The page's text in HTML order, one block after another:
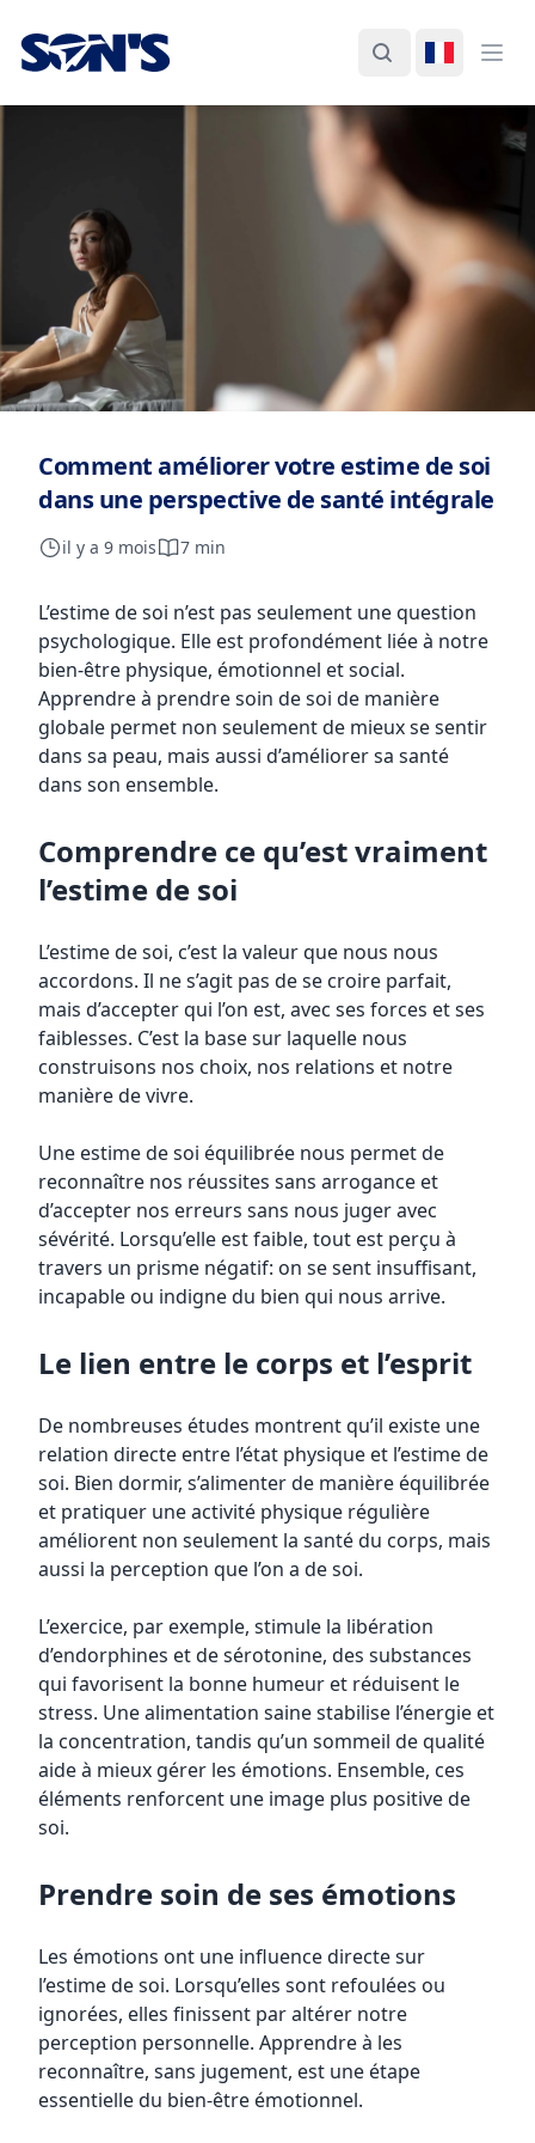
Laboratorios Química Son's
Rechercher
Changer
Comment améliorer votre estime de soi
dans une perspective de santé intégrale
il y a 9 mois 7 min
L’estime de soi n’est pas seulement une question
psychologique. Elle est profondément liée à notre
bien-être physique, émotionnel et social.
Apprendre à prendre soin de soi de manière
globale permet non seulement de mieux se sentir
dans sa peau, mais aussi d’améliorer sa santé
dans son ensemble.
Comprendre ce qu’est vraiment
l’estime de soi
L’estime de soi, c’est la valeur que nous nous
accordons. Il ne s’agit pas de se croire parfait,
mais d’accepter qui l’on est, avec ses forces et ses
faiblesses. C’est la base sur laquelle nous
construisons nos choix, nos relations et notre
manière de vivre.
Une estime de soi équilibrée nous permet de
reconnaître nos réussites sans arrogance et
d’accepter nos erreurs sans nous juger avec
sévérité. Lorsqu’elle est faible, tout est perçu à
travers un prisme négatif: on se sent insuffisant,
incapable ou indigne du bien qui nous arrive.
Le lien entre le corps et l’esprit
De nombreuses études montrent qu’il existe une
relation directe entre l’état physique et l’estime de
soi. Bien dormir, s’alimenter de manière équilibrée
et pratiquer une activité physique régulière
améliorent non seulement la santé du corps, mais
aussi la perception que l’on a de soi.
L’exercice, par exemple, stimule la libération
d’endorphines et de sérotonine, des substances
qui favorisent la bonne humeur et réduisent le
stress. Une alimentation saine stabilise l’énergie et
la concentration, tandis qu’un sommeil de qualité
aide à mieux gérer les émotions. Ensemble, ces
éléments renforcent une image plus positive de
soi.
Prendre soin de ses émotions
Les émotions ont une influence directe sur
l’estime de soi. Lorsqu’elles sont refoulées ou
ignorées, elles finissent par altérer notre
perception personnelle. Apprendre à les
reconnaître, sans jugement, est une étape
essentielle du bien-être émotionnel.